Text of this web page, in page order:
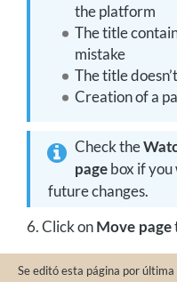
the platform
The title
mistake
The title
Creation of a
Check the
page box if
future changes.
6. Click on Move page
Se editó esta página por